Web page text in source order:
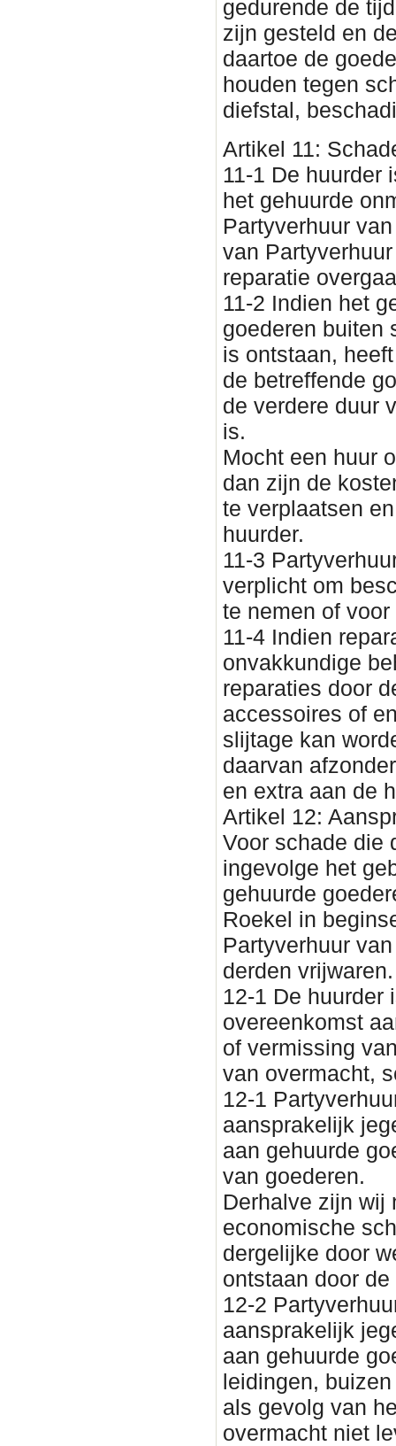
gedurende de
zijn gesteld en
daartoe de
houden tegen
diefstal,
Artikel 11:
11-1 De huurder
het gehuurde
Partyverhuur
van
reparatie
11-2 Indien het
goederen buiten
is ontstaan,
de betreffende
de verdere duur
is.
Mocht een huur
dan zijn de
te verplaatsen
huurder.
11-3
verplicht om
te nemen of
11-4 Indien
onvakkundige
reparaties door
accessoires of
slijtage kan
daarvan
en extra aan de
Artikel 12:
Voor schade die
ingevolge het
gehuurde
Roekel in
Partyverhuur
derden vrijwaren.
12-1 De huurder
overeenkomst
of vermissing
van overmacht,
12-1
aansprakelijk
aan gehuurde
van goederen.
Derhalve zijn wij
economische
dergelijke door
ontstaan door
12-2
aansprakelijk
aan gehuurde
leidingen,
als gevolg van
overmacht niet